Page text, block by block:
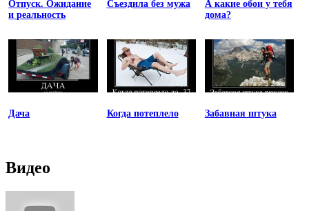
Отпуск. Ожидание
и реальность
Съездила без мужа
А какие обои у тебя
дома?
Дача Когда потеплело Забавная штука
Видео